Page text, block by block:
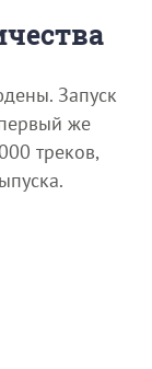
Запуск
же
треков,